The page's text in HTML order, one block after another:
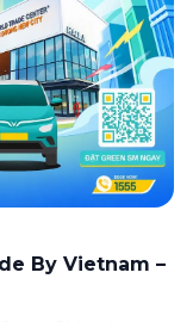
By Vietnam –